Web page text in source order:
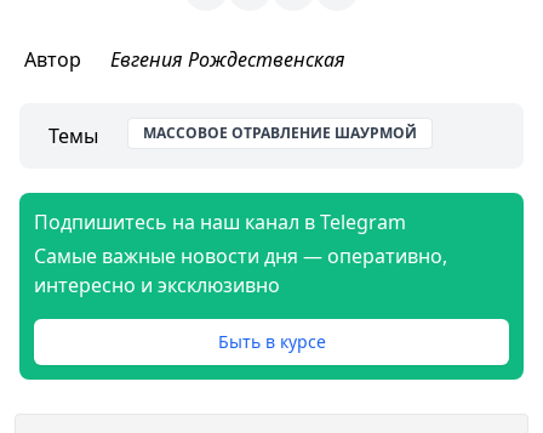
Автор Евгения Рождественская
Темы МАССОВОЕ ОТРАВЛЕНИЕ ШАУРМОЙ
Подпишитесь на наш канал в Telegram
Самые важные новости дня — оперативно,
интересно и эксклюзивно
Быть в курсе